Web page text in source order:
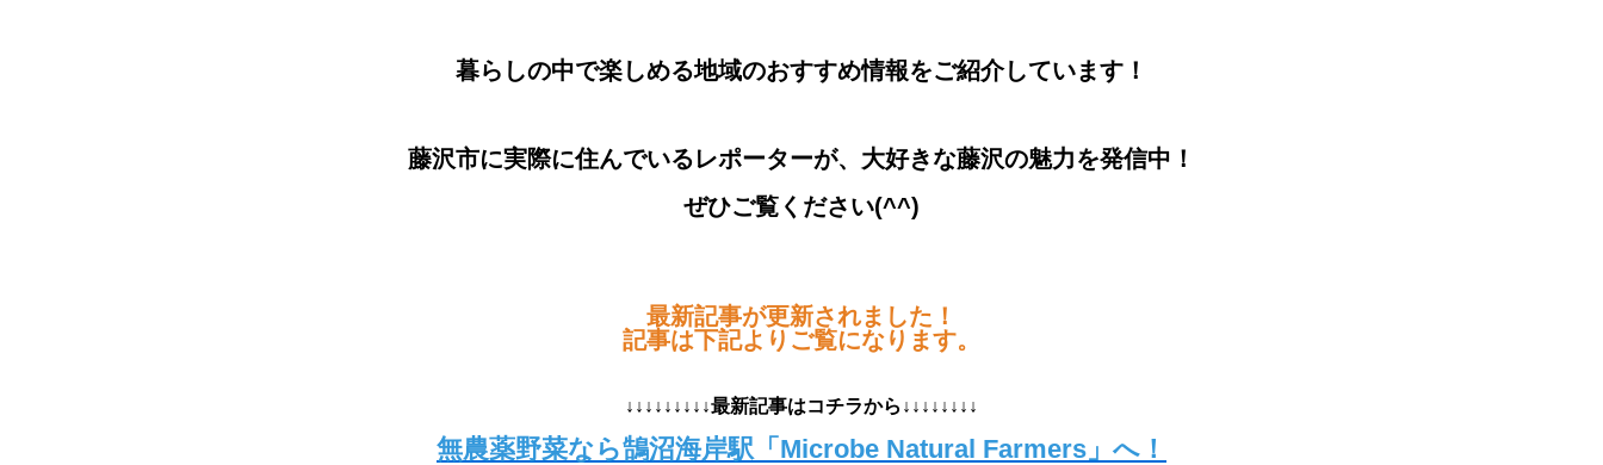
暮らしの中で楽しめる地域のおすすめ情報をご紹介しています！
藤沢市に実際に住んでいるレポーターが、大好きな藤沢の魅力を発信中！
ぜひご覧ください(^^)
最新記事が更新されました！
記事は下記よりご覧になります。
↓↓↓↓↓↓↓↓↓最新記事はコチラから↓↓↓↓↓↓↓↓
無農薬野菜なら鵠沼海岸駅「Microbe Natural Farmers」へ！